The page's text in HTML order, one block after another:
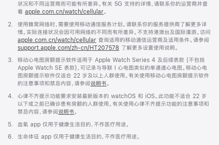
状况和不同运营商而可能有所差异。有关 5G 支持的详情，请联系你的运营商并查
看 apple.com.cn/watch/cellular。
脚
2.
使用蜂窝网络时，需要使用移动通信服务计划。请联系你的服务提供商了解更多详
情。实际连接状况会因可用网络的不同而有所差异。不支持港澳台及国际漫游。访问
apple.com.cn/watch/cellular 查询适用的移动通信运营商及适用条件。请参阅
support.apple.com/zh-cn/HT207578 (在
窗
口
中
开)
了解更多设置使用说明。
脚
3.
移动心电图房颤提示软件适用于 Apple Watch Series 4 及后续表款 (不包括
Apple Watch SE 表款)，可记录与导联 I 心电图类似的单通道心电图。移动心电
图房颤提示软件仅适合 22 岁及以上人群使用。有关使用移动心电图房颤提示软件
的注意事项和禁忌内容，请参阅 说明书。
脚
4.
心律不齐提示功能要求安装最新版本的 watchOS 和 iOS。此功能不适合 22 岁
以下或之前已确诊患有房颤的人群使用。有关使用心律不齐提示功能的注意事项和
禁忌内容，请参阅说明书。
脚
5. 血氧 app 仅用于健康生活目的，不作医疗用途。
脚
6. 生命体征 app 仅用于健康生活目的，不作医疗用途。